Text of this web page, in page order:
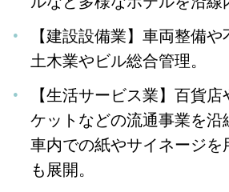
【建設設備業】車両整備や
土木業やビル総合管理。
【生活サービス業】百貨
ケットなどの流通事業を沿
車内での紙やサイネージを
も展開。